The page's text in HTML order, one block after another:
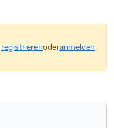
registrierenoderanmelden.